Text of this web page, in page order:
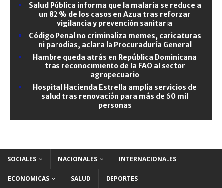
Salud Pública informa que la malaria se reduce a
un 82 % de los casos en Azua tras reforzar
vigilancia y prevención sanitaria
Código Penal no criminaliza memes, caricaturas
ni parodias, aclara la Procuraduría General
Hambre queda atrás en República Dominicana
tras reconocimiento de la FAO al sector
agropecuario
Hospital Hacienda Estrella amplía servicios de
salud tras renovación para más de 60 mil
personas
SOCIALES NACIONALES INTERNACIONALES
ECONOMICAS SALUD DEPORTES